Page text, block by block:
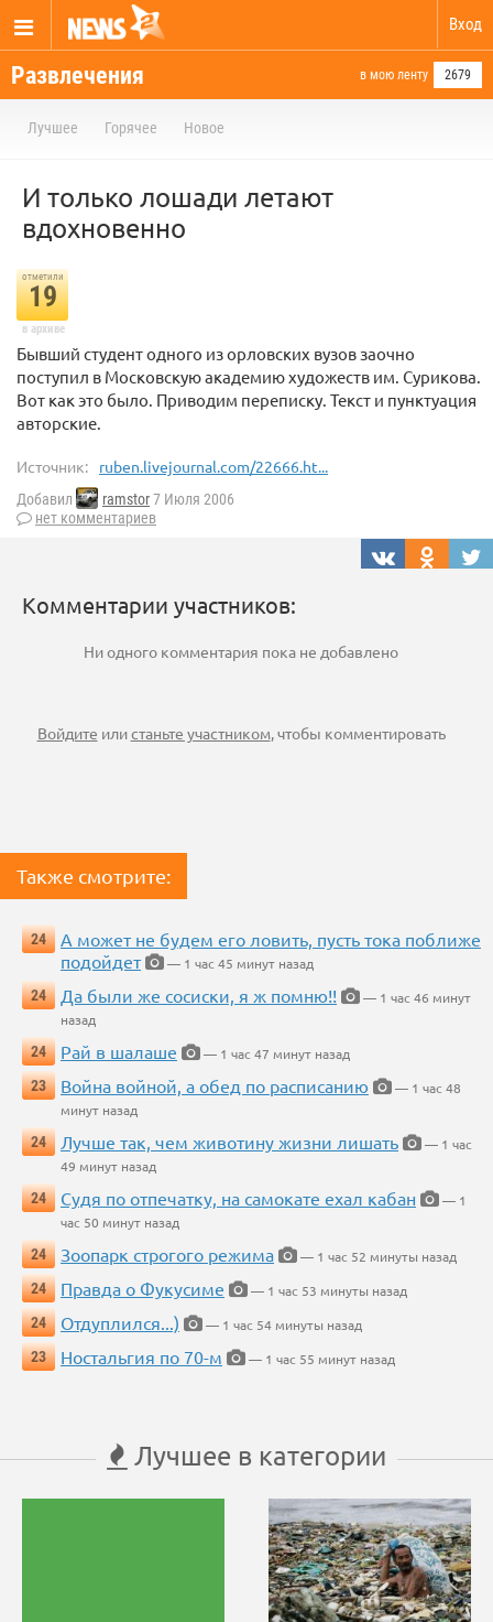
Вход
Развлечения в мою ленту 2679
Лучшее Горячее Новое
И только лошади летают
вдохновенно
отметили
19
в архиве
Бывший студент одного из орловских вузов заочно
поступил в Московскую академию художеств им. Сурикова.
Вот как это было. Приводим переписку. Текст и пунктуация
авторские.
Источник: ruben.livejournal.com/22666.ht...
Добавил ramstor7 Июля 2006
нет комментариев
Комментарии участников:
Ни одного комментария пока не добавлено
Войдите илистаньте участником, чтобы комментировать
Также смотрите:
24
А может не будем его ловить, пусть тока поближе
подойдет
— 1 час 45 минут назад
24
Да были же сосиски, я ж помню!!
— 1 час 46 минут
назад
24
Рай в шалаше
— 1 час 47 минут назад
23
Война войной, а обед по расписанию
— 1 час 48
минут назад
24
Лучше так, чем животину жизни лишать
— 1 час
49 минут назад
24
Судя по отпечатку, на самокате ехал кабан
— 1
час 50 минут назад
24
Зоопарк строгого режима
— 1 час 52 минуты назад
24
Правда о Фукусиме
— 1 час 53 минуты назад
24
Отдуплился...)
— 1 час 54 минуты назад
23
Ностальгия по 70-м — 1 час 55 минут назад
Лучшее в категории